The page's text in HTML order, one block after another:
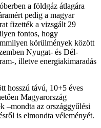
a földgáz átlagára
pedig a magyar
fizették a vizsgált 29
fontos, hogy
körülmények között
Nyugat- és Dél-
, illetve energiakimaradás
hosszú távú, 10+5 éves
Magyarország
–mondta az országgyűlési
is elmondta véleményét.